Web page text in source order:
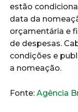
estão
data da
orçamentária e
de despesas.
condições e
a nomeação.
Fonte: Agência